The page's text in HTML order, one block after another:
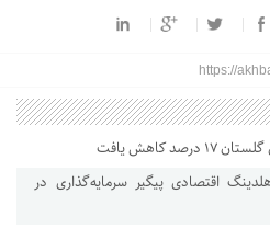
https://
کاهش یافت
استاندار: بابک زنجانی با ۱۱ هلدینگ اقتصادی پیگیر سرمایه‌گذاری در